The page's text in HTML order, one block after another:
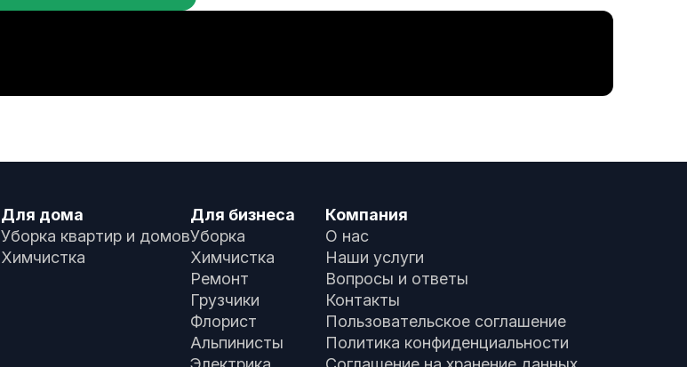
Для дома
Уборка квартир и домов
Химчистка
Для бизнеса
Уборка
Химчистка
Ремонт
Грузчики
Флорист
Альпинисты
Компания
О нас
Наши услуги
Вопросы и ответы
Контакты
Пользовательское соглашение
Политика конфиденциальности